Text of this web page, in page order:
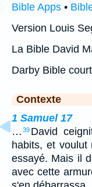
Bible Apps •
Version Louis
La Bible David
Darby Bible
Contexte
1 Samuel 17
… 39 David
habits, et voulut
essayé. Mais il
avec cette